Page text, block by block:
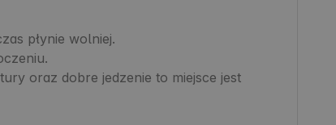
płynie wolniej.
oraz dobre jedzenie to miejsce jest